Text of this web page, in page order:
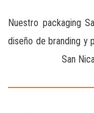
Nuestro packaging
diseño de branding y
San